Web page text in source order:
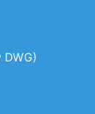
DWG)